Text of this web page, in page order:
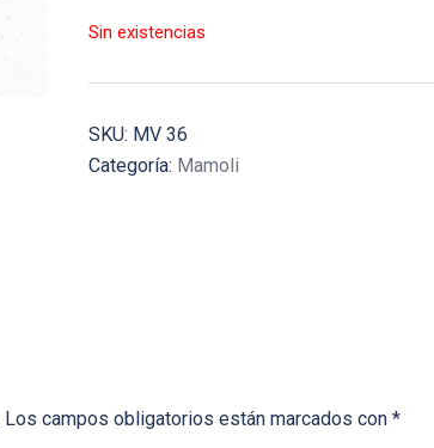
Sin existencias
SKU: MV 36
Categoría: Mamoli
Los campos obligatorios están marcados con *